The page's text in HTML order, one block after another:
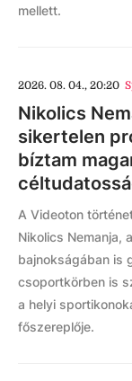
mellett.
2026. 08. 04., 20:20
Nikolics
sikertelen
bíztam
A Videoton
Nikolics Nemanja,
bajnokságában is
csoportkörben is
a helyi
főszereplője.